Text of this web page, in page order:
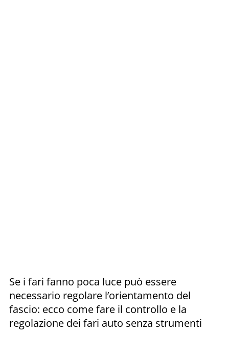
Se i fari fanno poca luce può essere
necessario regolare l’orientamento del
fascio: ecco come fare il controllo e la
regolazione dei fari auto senza strumenti